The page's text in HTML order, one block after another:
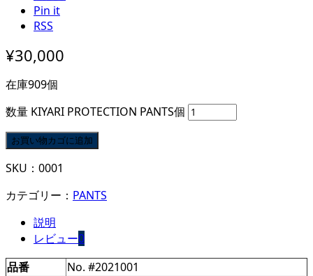
Pin it
RSS
¥30,000
在庫909個
数量 KIYARI PROTECTION PANTS個
お買い物カゴに追加
SKU： 0001
カテゴリー： PANTS
説明
レビュー0
品番
No. #2021001